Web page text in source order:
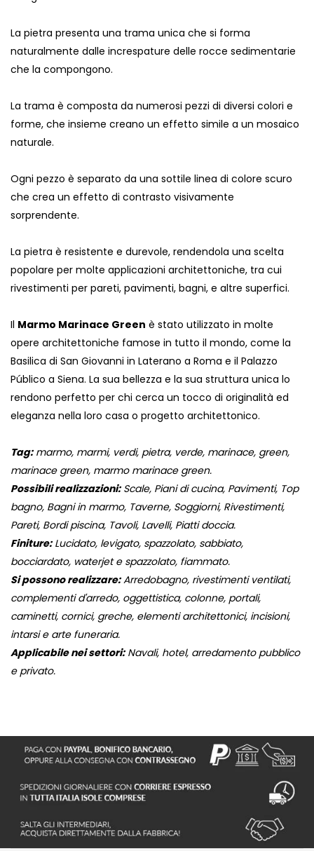
La pietra presenta una trama unica che si forma
naturalmente dalle increspature delle rocce sedimentarie
che la compongono.
La trama è composta da numerosi pezzi di diversi colori e
forme, che insieme creano un effetto simile a un mosaico
naturale.
Ogni pezzo è separato da una sottile linea di colore scuro
che crea un effetto di contrasto visivamente
sorprendente.
La pietra è resistente e durevole, rendendola una scelta
popolare per molte applicazioni architettoniche, tra cui
rivestimenti per pareti, pavimenti, bagni, e altre superfici.
Il Marmo Marinace Green è stato utilizzato in molte
opere architettoniche famose in tutto il mondo, come la
Basilica di San Giovanni in Laterano a Roma e il Palazzo
Público a Siena. La sua bellezza e la sua struttura unica lo
rendono perfetto per chi cerca un tocco di originalità ed
eleganza nella loro casa o progetto architettonico.
Tag:marmo, marmi, verdi, pietra, verde, marinace, green,
marinace green, marmo marinace green.
Possibili realizzazioni:Scale, Piani di cucina, Pavimenti, Top
bagno, Bagni in marmo, Taverne, Soggiorni, Rivestimenti,
Pareti, Bordi piscina, Tavoli, Lavelli, Piatti doccia.
Finiture:Lucidato, levigato, spazzolato, sabbiato,
bocciardato, waterjet e spazzolato, fiammato.
Si possono realizzare:Arredobagno, rivestimenti ventilati,
complementi d'arredo, oggettistica, colonne, portali,
caminetti, cornici, greche, elementi architettonici, incisioni,
intarsi e arte funeraria.
Applicabile nei settori:Navali, hotel, arredamento pubblico
e privato.